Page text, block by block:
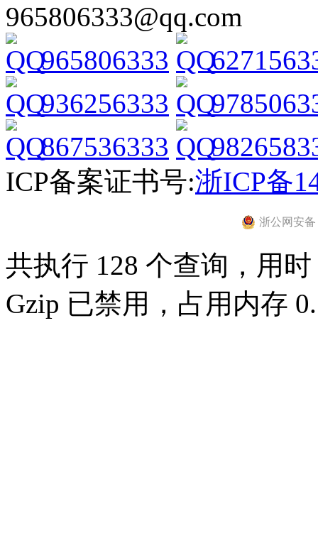
965806333@qq.com
965806333
936256333
867536333
ICP备案证书号:浙ICP备
浙公网安备
共执行 128 个查询，用
Gzip 已禁用，占用内存